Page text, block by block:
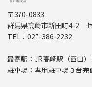
〒370-0833
群馬県高崎市新田町4-2
TEL：027-386-2232
最寄駅：JR高崎駅（西口
駐車場：専用駐車場３台完